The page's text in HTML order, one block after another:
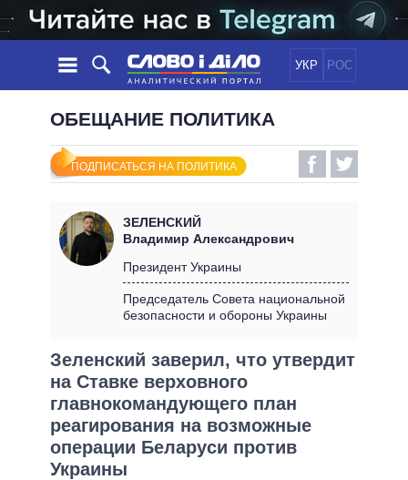
УКР РОС
НОВОСТИ
ЛЕНТА
СОБЫТИЯ
СТАТЬИ
МНЕНИЯ
ОБЗОРЫ
ДАЙДЖЕСТЫ
ПОЛИТИКА
ЭКОНОМИКА
МИР
ОБЕЩАНИЯ
ВСЕ ПОЛИТИКИ
ПРЕЗИДЕНТ И ОФИС
КАБИНЕТ МИНИСТРОВ
МЭРЫ
ВСЕ ПЕРСОНЫ
ИНФОГРАФИКА
ВИДЕО
ПОДДЕРЖАТЬ
СРАВНЕНИЕ ПОЛИТИКОВ
ОБЕЩАНИЕ ПОЛИТИКА
ПОДПИСАТЬСЯ НА ПОЛИТИКА
ЗЕЛЕНСКИЙ
Владимир Александрович
Президент Украины
Председатель Совета национальной
безопасности и обороны Украины
Зеленский заверил, что утвердит
на Ставке верховного
главнокомандующего план
реагирования на возможные
операции Беларуси против
Украины